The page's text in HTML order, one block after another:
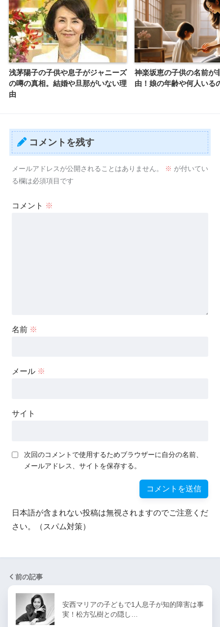
浅茅陽子の子供や息子がジャニーズ
の噂の真相。結婚や旦那がいない理
由
神楽坂恵の子供の名前が
由！娘の年齢や何人いる
コメントを残す
メールアドレスが公開されることはありません。 ※ が付いてい
る欄は必須項目です
コメント ※
名前 ※
メール ※
サイト
次回のコメントで使用するためブラウザーに自分の名前、
メールアドレス、サイトを保存する。
日本語が含まれない投稿は無視されますのでご注意くだ
さい。（スパム対策）
前の記事
安西マリアの子どもで1人息子が知的障害は事
実！松方弘樹との隠し…